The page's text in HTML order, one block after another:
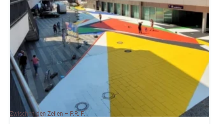
Zwischen den Zeilen – P.R.-F.